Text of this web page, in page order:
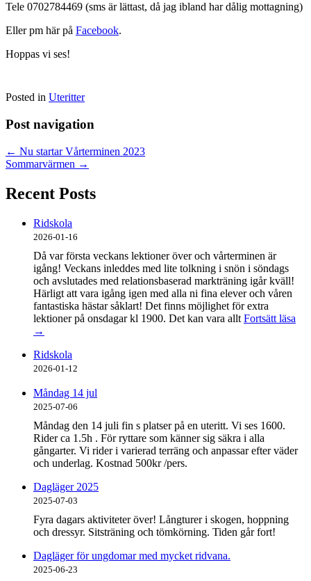
Tele 0702784469 (sms är lättast, då jag ibland har dålig mottagning)
Eller pm här på Facebook.
Hoppas vi ses!
Posted in Uteritter
Post navigation
← Nu startar Vårterminen 2023
Sommarvärmen →
Recent Posts
Ridskola
2026-01-16
Då var första veckans lektioner över och vårterminen är
igång! Veckans inleddes med lite tolkning i snön i söndags
och avslutades med relationsbaserad markträning igår kväll!
Härligt att vara igång igen med alla ni fina elever och våren
fantastiska hästar såklart! Det finns möjlighet för extra
lektioner på onsdagar kl 1900. Det kan vara allt Fortsätt läsa
→
Ridskola
2026-01-12
Måndag 14 jul
2025-07-06
Måndag den 14 juli fin s platser på en uteritt. Vi ses 1600.
Rider ca 1.5h . För ryttare som känner sig säkra i alla
gångarter. Vi rider i varierad terräng och anpassar efter väder
och underlag. Kostnad 500kr /pers.
Dagläger 2025
2025-07-03
Fyra dagars aktiviteter över! Långturer i skogen, hoppning
och dressyr. Sitsträning och tömkörning. Tiden går fort!
Dagläger för ungdomar med mycket ridvana.
2025-06-23